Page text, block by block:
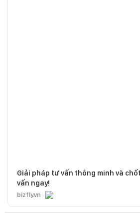
Giải pháp tư vấn thông minh và
vấn ngay!
bizfly.vn